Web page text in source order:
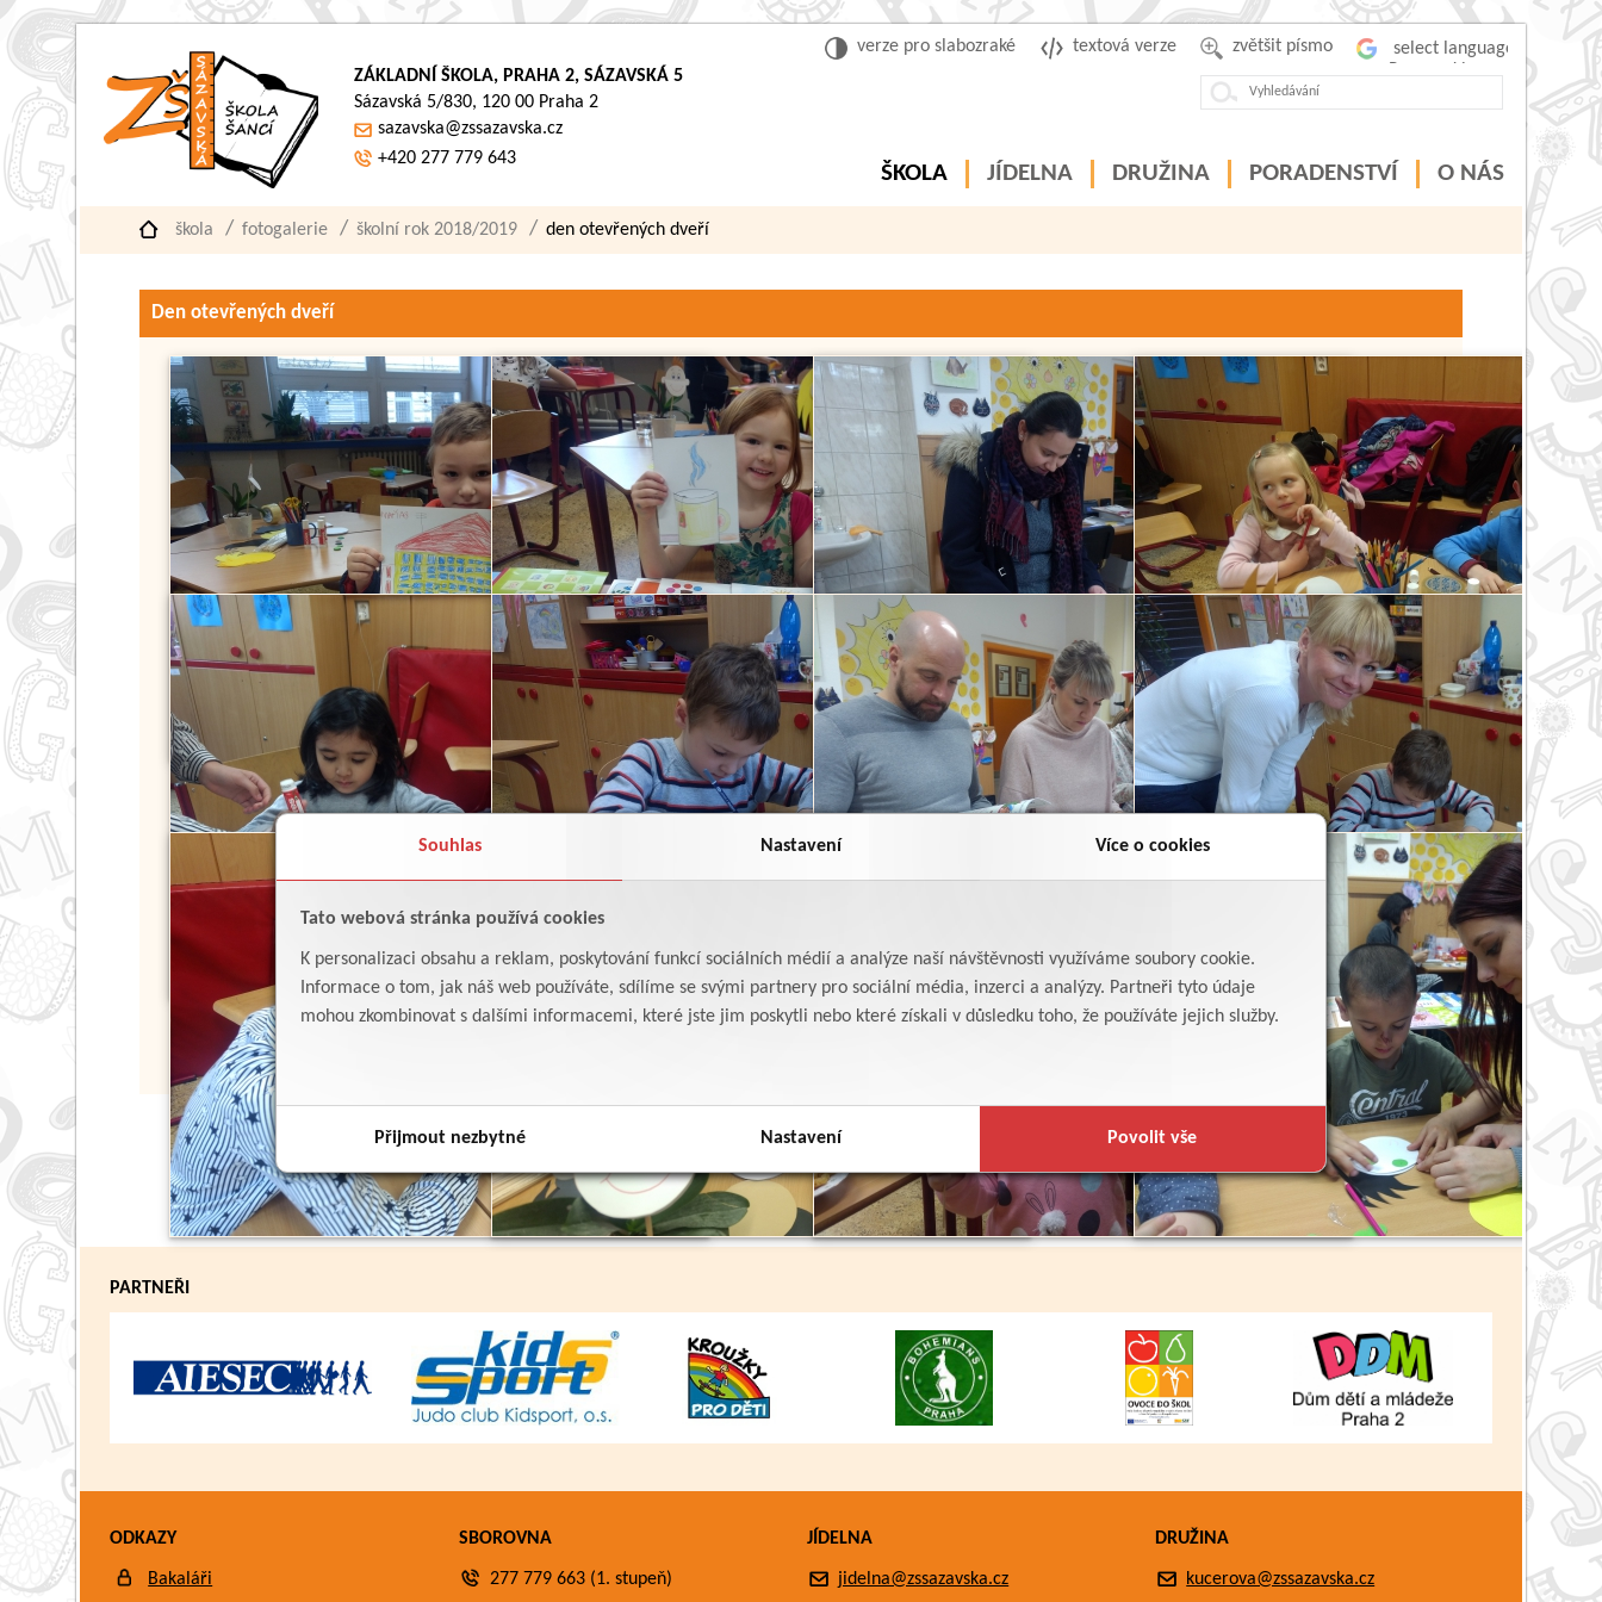
Souhlas Nastavení Více o cookies
Tato webová stránka používá cookies
K personalizaci obsahu a reklam, poskytování funkcí sociálních médií a analýze naší návštěvnosti využíváme soubory cookie.
Informace o tom, jak náš web používáte, sdílíme se svými partnery pro sociální média, inzerci a analýzy. Partneři tyto údaje
mohou zkombinovat s dalšími informacemi, které jste jim poskytli nebo které získali v důsledku toho, že používáte jejich služby.
Přijmout nezbytné Nastavení Povolit vše
zvětšit písmo
textová verze
verze pro slabozraké
ZÁKLADNÍ ŠKOLA, PRAHA 2, SÁZAVSKÁ 5
Sázavská 5/830, 120 00 Praha 2
sazavska@zssazavska.cz
+420 277 779 643
ŠKOLA JÍDELNA DRUŽINA PORADENSTVÍ O NÁS
škola fotogalerie školní rok 2018/2019 den otevřených dveří
Den otevřených dveří
Zpět
PARTNEŘI
ODKAZY
Bakaláři
SBOROVNA
277 779 663 (1. stupeň)
JÍDELNA
jidelna@zssazavska.cz
DRUŽINA
kucerova@zssazavska.cz